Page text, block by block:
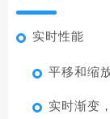
实时性能
平移和缩
实时渐变